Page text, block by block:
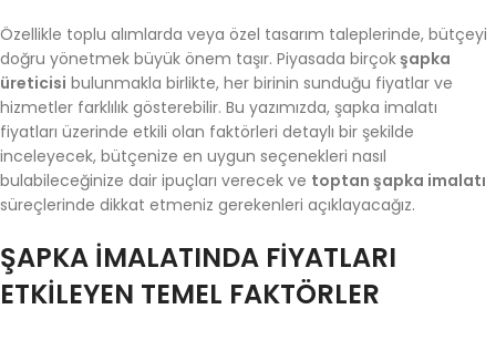
Özellikle toplu alımlarda veya özel tasarım taleplerinde, bütçeyi
doğru yönetmek büyük önem taşır. Piyasada birçokşapka
üreticisi bulunmakla birlikte, her birinin sunduğu fiyatlar ve
hizmetler farklılık gösterebilir. Bu yazımızda, şapka imalatı
fiyatları üzerinde etkili olan faktörleri detaylı bir şekilde
inceleyecek, bütçenize en uygun seçenekleri nasıl
bulabileceğinize dair ipuçları verecek ve toptan şapka imalatı
süreçlerinde dikkat etmeniz gerekenleri açıklayacağız.
ŞAPKA İMALATINDA FIYATLARI
ETKILEYEN TEMEL FAKTÖRLER